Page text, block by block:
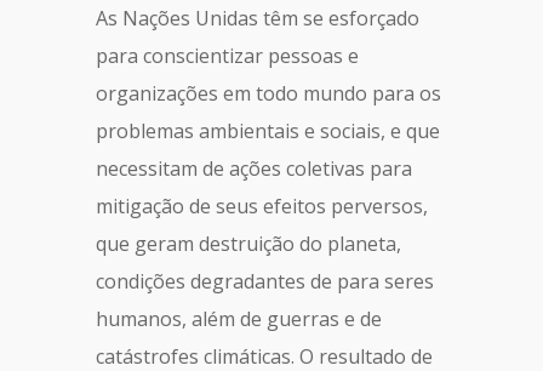
As Nações Unidas têm se esforçado
para conscientizar pessoas e
organizações em todo mundo para os
problemas ambientais e sociais, e que
necessitam de ações coletivas para
mitigação de seus efeitos perversos,
que geram destruição do planeta,
condições degradantes de para seres
humanos, além de guerras e de
catástrofes climáticas. O resultado de